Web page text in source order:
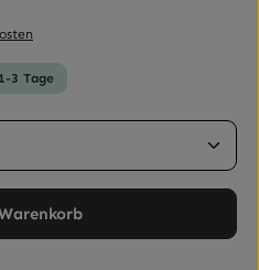
3 Tage
gewünschten Wert ein